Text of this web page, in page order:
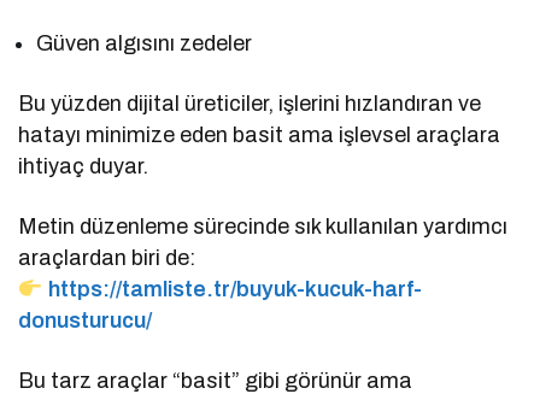
Güven algısını zedeler
Bu yüzden dijital üreticiler, işlerini hızlandıran ve
hatayı minimize eden basit ama işlevsel araçlara
ihtiyaç duyar.
Metin düzenleme sürecinde sık kullanılan yardımcı
araçlardan biri de:
https://tamliste.tr/buyuk-kucuk-harf-
donusturucu/
Bu tarz araçlar “basit” gibi görünür ama